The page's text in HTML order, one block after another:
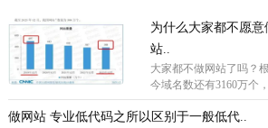
为什么大家都不愿
站..
大家都不做网站了吗？
今域名数还有3160万个
做网站 专业低代码之所以区别于一般低代..